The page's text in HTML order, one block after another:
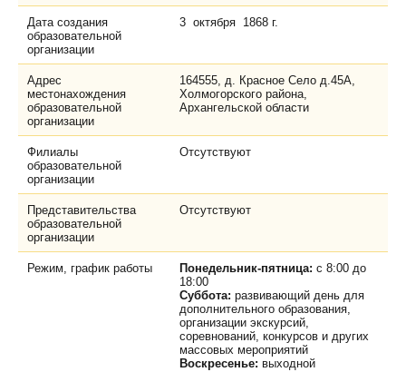
Дата создания
образовательной
организации
3 октября 1868 г.
Адрес
местонахождения
образовательной
организации
164555, д. Красное Село д.45А,
Холмогорского района,
Архангельской области
Филиалы
образовательной
организации
Отсутствуют
Представительства
образовательной
организации
Отсутствуют
Режим, график работы Понедельник-пятница: с 8:00 до
18:00
Суббота: развивающий день для
дополнительного образования,
организации экскурсий,
соревнований, конкурсов и других
массовых мероприятий
Воскресенье: выходной